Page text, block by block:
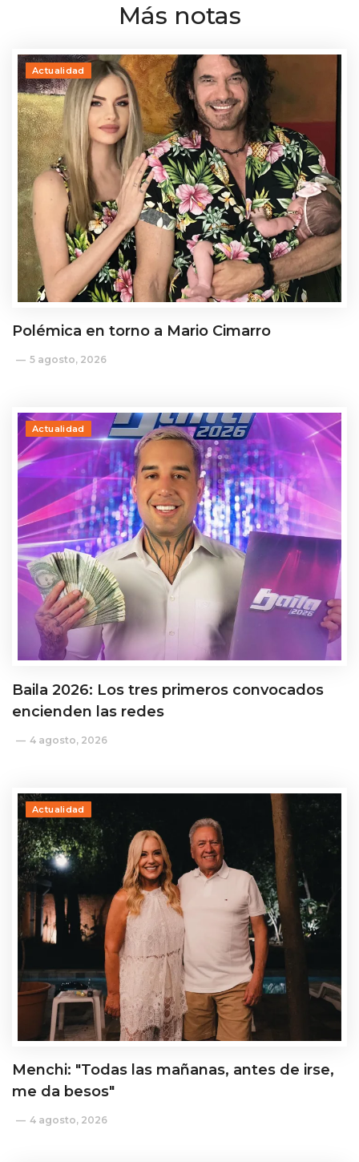
Más notas
Actualidad
Polémica en torno a Mario Cimarro
5 agosto, 2026
Actualidad
Baila 2026: Los tres primeros convocados
encienden las redes
4 agosto, 2026
Actualidad
Menchi: "Todas las mañanas, antes de irse,
me da besos"
4 agosto, 2026